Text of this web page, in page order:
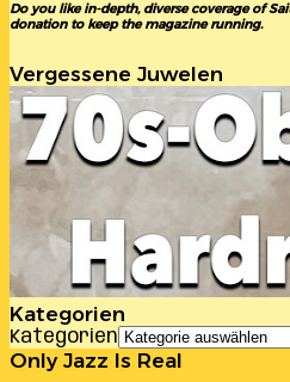
Do you like in-depth, diverse coverage of
donation to keep the magazine running.
Vergessene Juwelen
Kategorien
Kategorien
Only Jazz Is Real